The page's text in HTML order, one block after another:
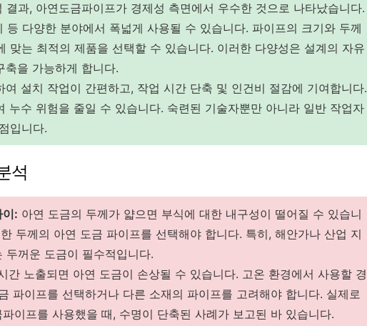
과, 아연도금파이프가 경제성 측면에서 우수한 것으로 나타났습니다.
등 다양한 분야에서 폭넓게 사용될 수 있습니다. 파이프의 크기와 두께
맞는 최적의 제품을 선택할 수 있습니다. 이러한 다양성은 설계의 자유
축을 가능하게 합니다.
여 설치 작업이 간편하고, 작업 시간 단축 및 인건비 절감에 기여합니다.
누수 위험을 줄일 수 있습니다. 숙련된 기술자뿐만 아니라 일반 작업자
입니다.
석
이: 아연 도금의 두께가 얇으면 부식에 대한 내구성이 떨어질 수 있습니
두께의 아연 도금 파이프를 선택해야 합니다. 특히, 해안가나 산업 지
꺼운 도금이 필수적입니다.
간 노출되면 아연 도금이 손상될 수 있습니다. 고온 환경에서 사용할 경
파이프를 선택하거나 다른 소재의 파이프를 고려해야 합니다. 실제로
이프를 사용했을 때, 수명이 단축된 사례가 보고된 바 있습니다.